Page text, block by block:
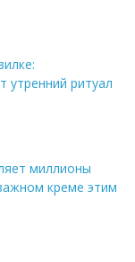
утренний ритуал
миллионы
креме этим